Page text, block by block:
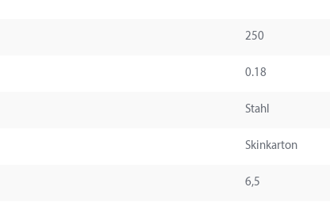
250
0.18
Stahl
Skinkarton
6,5